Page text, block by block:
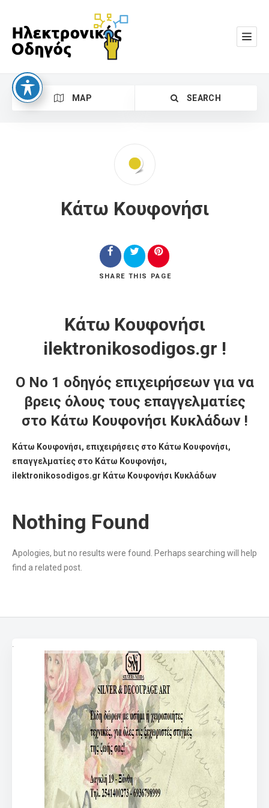
MAP SEARCH
Search
Κάτω Κουφονήσι
SHARE THIS PAGE
Κάτω Κουφονήσι
ilektronikosodigos.gr !
Ο Νο 1 οδηγός επιχειρήσεων για να
βρεις όλους τους επαγγελματίες
στο Κάτω Κουφονήσι Κυκλάδων !
Κάτω Κουφονήσι, επιχειρήσεις στο Κάτω Κουφονήσι,
επαγγελματίες στο Κάτω Κουφονήσι,
ilektronikosodigos.gr Κάτω Κουφονήσι Κυκλάδων
Nothing Found
Apologies, but no results were found. Perhaps searching will help
find a related post.
.